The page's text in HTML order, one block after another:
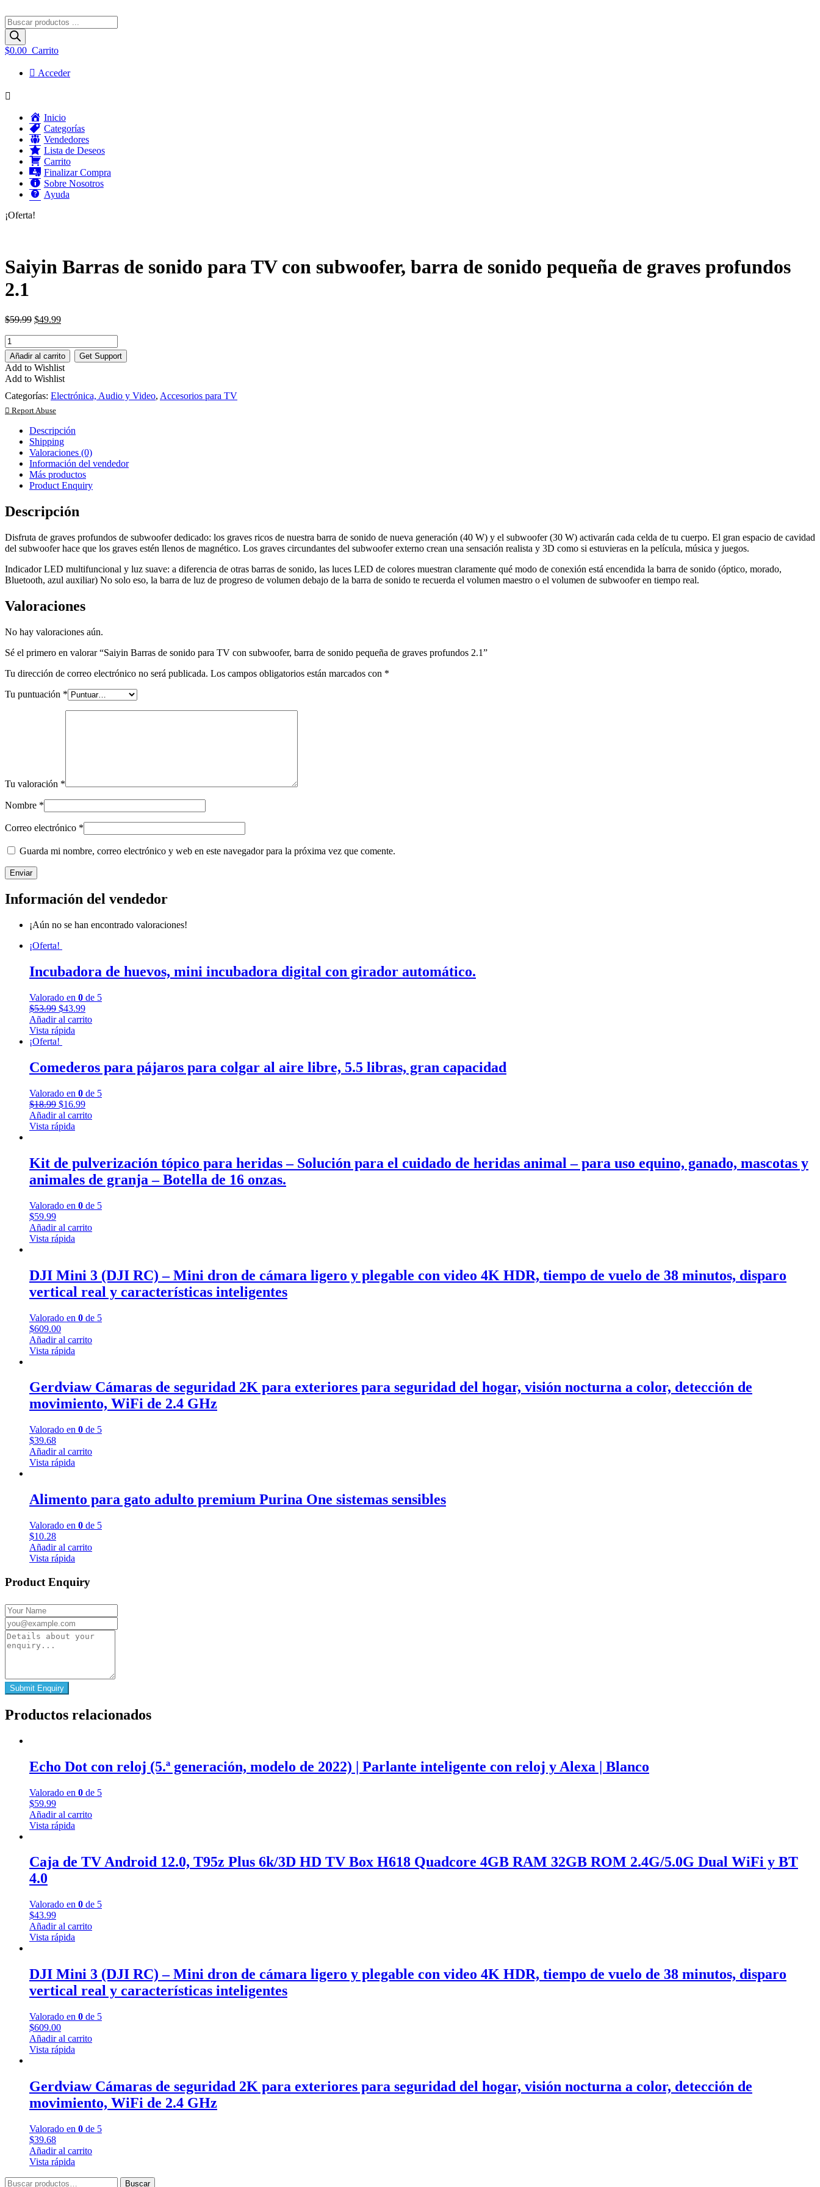
Búsqueda
de
productos
$0.00 Carrito
Acceder
Menú
Inicio
Categorías
Vendedores
Lista de Deseos
Carrito
Finalizar Compra
Sobre Nosotros
Ayuda
¡Oferta!
Saiyin Barras de sonido para TV con subwoofer, barra de sonido pequeña de graves profundos
2.1
$59.99 $49.99
Saiyin
Barras
de
sonido
para
TV
con
subwoofer,
barra
sonido
pequeña
graves
profundos
2.1
cantidad
Añadir al carrito Get Support
Add to Wishlist
Add to Wishlist
Categorías: Electrónica, Audio y Video, Accesorios para TV
Report Abuse
Descripción
Shipping
Valoraciones (0)
Información del vendedor
Más productos
Product Enquiry
Descripción
Disfruta de graves profundos de subwoofer dedicado: los graves ricos de nuestra barra de sonido de nueva generación (40 W) y el subwoofer (30 W) activarán cada celda de tu cuerpo. El gran espacio de cavidad
del subwoofer hace que los graves estén llenos de magnético. Los graves circundantes del subwoofer externo crean una sensación realista y 3D como si estuvieras en la película, música y juegos.
Indicador LED multifuncional y luz suave: a diferencia de otras barras de sonido, las luces LED de colores muestran claramente qué modo de conexión está encendida la barra de sonido (óptico, morado,
Bluetooth, azul auxiliar) No solo eso, la barra de luz de progreso de volumen debajo de la barra de sonido te recuerda el volumen maestro o el volumen de subwoofer en tiempo real.
Valoraciones
No hay valoraciones aún.
Sé el primero en valorar “Saiyin Barras de sonido para TV con subwoofer, barra de sonido pequeña de graves profundos 2.1”
Tu dirección de correo electrónico no será publicada. Los campos obligatorios están marcados con *
Tu puntuación *
Tu valoración *
Nombre *
Correo electrónico *
Guarda mi nombre, correo electrónico y web en este navegador para la próxima vez que comente.
Información del vendedor
¡Aún no se han encontrado valoraciones!
¡Oferta!
Incubadora de huevos, mini incubadora digital con girador automático.
Valorado en 0 de 5
$53.99 $43.99
Añadir al carrito
Vista rápida
¡Oferta!
Comederos para pájaros para colgar al aire libre, 5.5 libras, gran capacidad
Valorado en 0 de 5
$18.99 $16.99
Añadir al carrito
Vista rápida
Kit de pulverización tópico para heridas – Solución para el cuidado de heridas animal – para uso equino, ganado, mascotas y
animales de granja – Botella de 16 onzas.
Valorado en 0 de 5
$59.99
Añadir al carrito
Vista rápida
DJI Mini 3 (DJI RC) – Mini dron de cámara ligero y plegable con video 4K HDR, tiempo de vuelo de 38 minutos, disparo
vertical real y características inteligentes
Valorado en 0 de 5
$609.00
Añadir al carrito
Vista rápida
Gerdviaw Cámaras de seguridad 2K para exteriores para seguridad del hogar, visión nocturna a color, detección de
movimiento, WiFi de 2.4 GHz
Valorado en 0 de 5
$39.68
Añadir al carrito
Vista rápida
Alimento para gato adulto premium Purina One sistemas sensibles
Valorado en 0 de 5
$10.28
Añadir al carrito
Vista rápida
Product Enquiry
Productos relacionados
Echo Dot con reloj (5.ª generación, modelo de 2022) | Parlante inteligente con reloj y Alexa | Blanco
Valorado en 0 de 5
$59.99
Añadir al carrito
Vista rápida
Caja de TV Android 12.0, T95z Plus 6k/3D HD TV Box H618 Quadcore 4GB RAM 32GB ROM 2.4G/5.0G Dual WiFi y BT
4.0
Valorado en 0 de 5
$43.99
Añadir al carrito
Vista rápida
DJI Mini 3 (DJI RC) – Mini dron de cámara ligero y plegable con video 4K HDR, tiempo de vuelo de 38 minutos, disparo
vertical real y características inteligentes
Valorado en 0 de 5
$609.00
Añadir al carrito
Vista rápida
Gerdviaw Cámaras de seguridad 2K para exteriores para seguridad del hogar, visión nocturna a color, detección de
movimiento, WiFi de 2.4 GHz
Valorado en 0 de 5
$39.68
Añadir al carrito
Vista rápida
Buscar
Buscar